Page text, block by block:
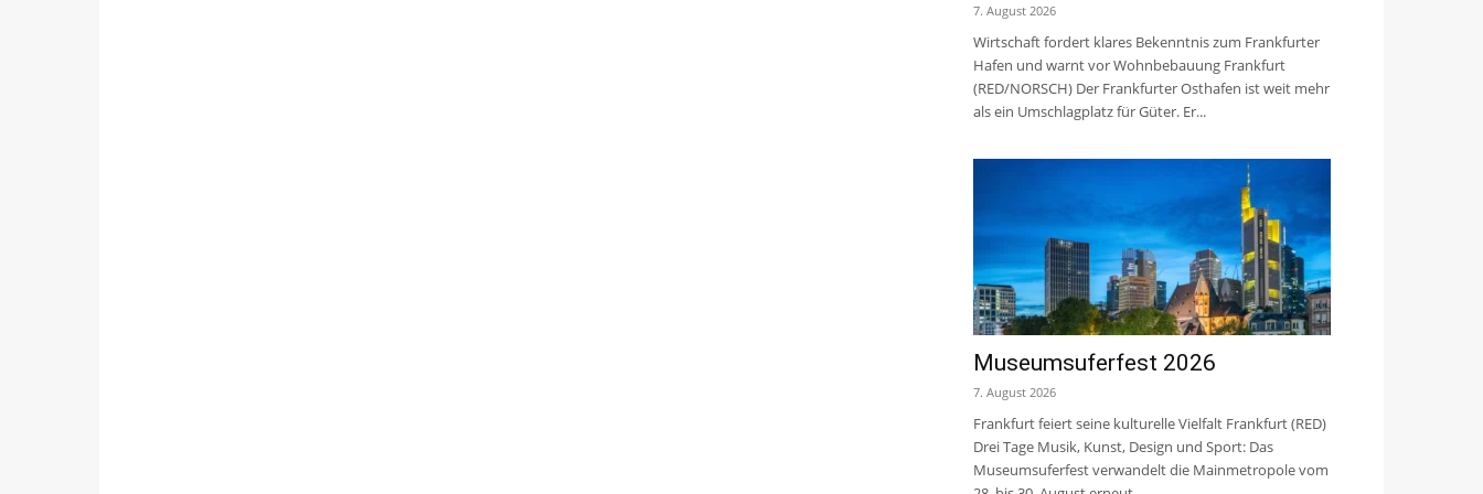
7. August 2026
Wirtschaft fordert klares Bekenntnis zum Frankfurter
Hafen und warnt vor Wohnbebauung Frankfurt
(RED/NORSCH) Der Frankfurter Osthafen ist weit mehr
als ein Umschlagplatz für Güter. Er...
Museumsuferfest 2026
7. August 2026
Frankfurt feiert seine kulturelle Vielfalt Frankfurt (RED)
Drei Tage Musik, Kunst, Design und Sport: Das
Museumsuferfest verwandelt die Mainmetropole vom